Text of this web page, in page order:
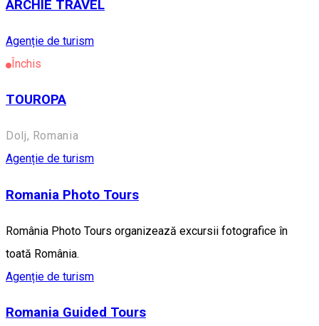
ARCHIE TRAVEL
Agenție de turism
Închis
TOUROPA
Dolj, Romania
Agenție de turism
Romania Photo Tours
România Photo Tours organizează excursii fotografice în
toată România.
Agenție de turism
Romania Guided Tours